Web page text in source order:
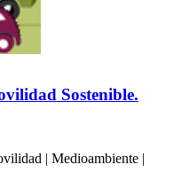
Sostenible.
| Medioambiente |